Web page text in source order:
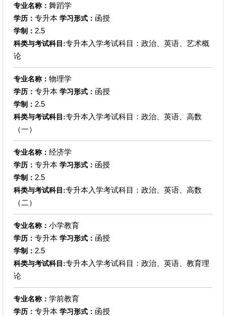
专业名称： 舞蹈学
学历： 专升本 学习形式： 函授
学制： 2.5
科类与考试科目:专升本入学考试科目：政治、英语、艺术概
论
专业名称： 物理学
学历： 专升本 学习形式： 函授
学制： 2.5
科类与考试科目:专升本入学考试科目：政治、英语、高数
（一）
专业名称： 经济学
学历： 专升本 学习形式： 函授
学制： 2.5
科类与考试科目:专升本入学考试科目：政治、英语、高数
（二）
专业名称： 小学教育
学历： 专升本 学习形式： 函授
学制： 2.5
科类与考试科目:专升本入学考试科目：政治、英语、教育理
论
专业名称： 学前教育
学历： 专升本 学习形式： 函授